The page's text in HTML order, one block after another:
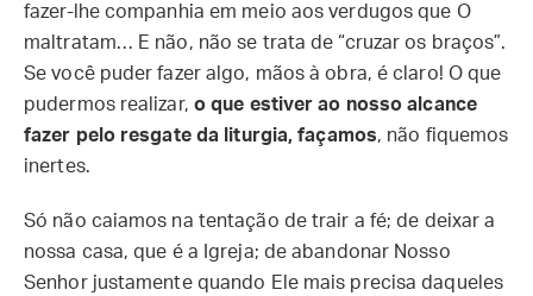
fazer-lhe companhia em meio aos verdugos que O
maltratam… E não, não se trata de “cruzar os braços”.
Se você puder fazer algo, mãos à obra, é claro! O que
pudermos realizar, o que estiver ao nosso alcance
fazer pelo resgate da liturgia, façamos, não fiquemos
inertes.
Só não caiamos na tentação de trair a fé; de deixar a
nossa casa, que é a Igreja; de abandonar Nosso
Senhor justamente quando Ele mais precisa daqueles